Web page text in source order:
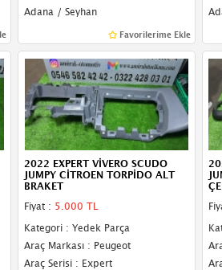
Adana / Seyhan
Favorilerime Ekle
2022 EXPERT VİVERO SCUDO
JUMPY CİTROEN TORPİDO ALT
BRAKET
Fiyat : 5.000 TL
Kategori : Yedek Parça
Araç Markası : Peugeot
Araç Serisi : Expert